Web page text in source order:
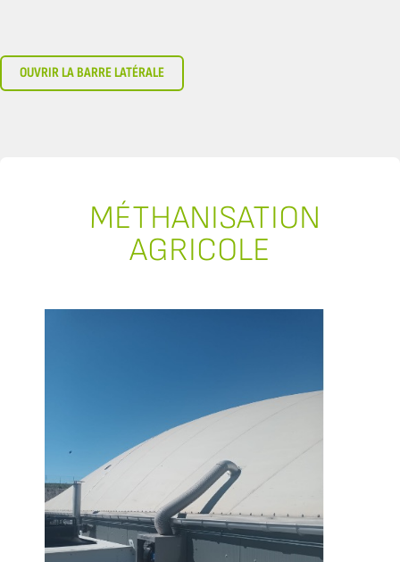
OUVRIR LA BARRE LATÉRALE
MÉTHANISATION
AGRICOLE